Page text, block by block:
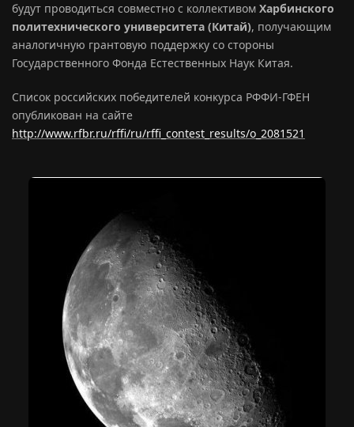
будут проводиться совместно с коллективом Харбинского
политехнического университета (Китай), получающим
аналогичную грантовую поддержку со стороны
Государственного Фонда Естественных Наук Китая.
Список российских победителей конкурса РФФИ-ГФЕН
опубликован на сайте
http://www.rfbr.ru/rffi/ru/rffi_contest_results/o_2081521